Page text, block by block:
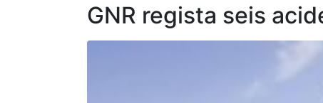
GNR regista seis